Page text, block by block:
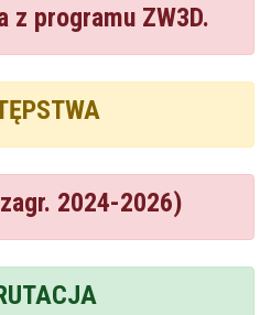
z programu ZW3D.
2024-2026)